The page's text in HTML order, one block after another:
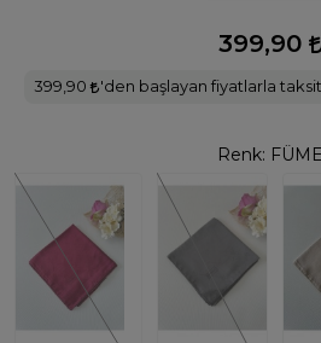
399,90
399,90 'den başlayan fiyatlarla
Renk: FÜME